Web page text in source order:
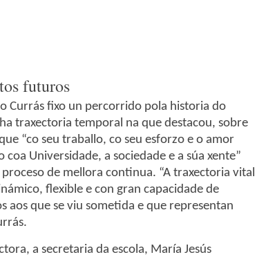
futuros
Currás fixo un percorrido pola historia do
traxectoria temporal na que destacou, sobre
“co seu traballo, co seu esforzo e o amor
Universidade, a sociedade e a súa xente”
de mellora continua. “A traxectoria vital
flexible e con gran capacidade de
que se viu sometida e que representan
a secretaria da escola, María Jesús